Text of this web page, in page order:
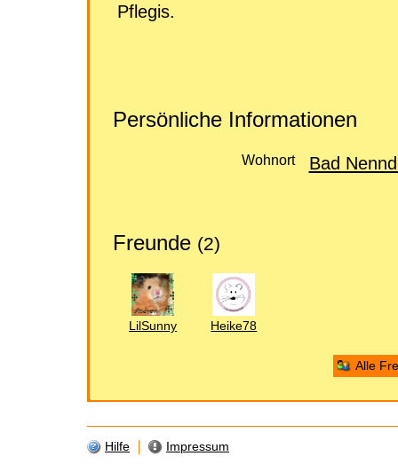
Pflegis.
Persönliche Informationen
Wohnort Bad
Freunde (2)
LilSunny Heike78
Alle
Hilfe Impressum